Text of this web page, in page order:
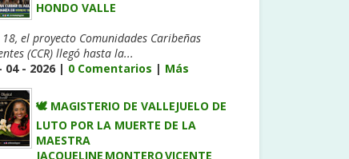
HONDO VALLE
el proyecto Comunidades Caribeñas
(CCR) llegó hasta la...
04 - 2026 | 0 Comentarios | Más
🕊️ MAGISTERIO DE VALLEJUELO DE
LUTO POR LA MUERTE DE LA
MAESTRA
JACQUELINE MONTERO VICENTE